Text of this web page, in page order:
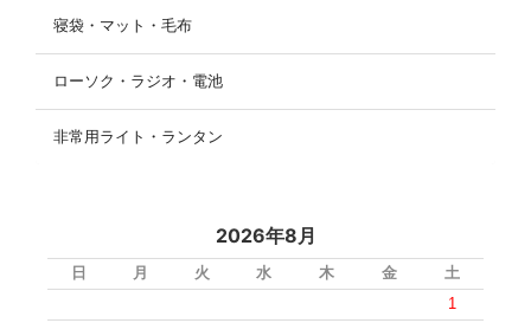
寝袋・マット・毛布
ローソク・ラジオ・電池
非常用ライト・ランタン
2026年8月
日 月 火 水 木 金
土
1